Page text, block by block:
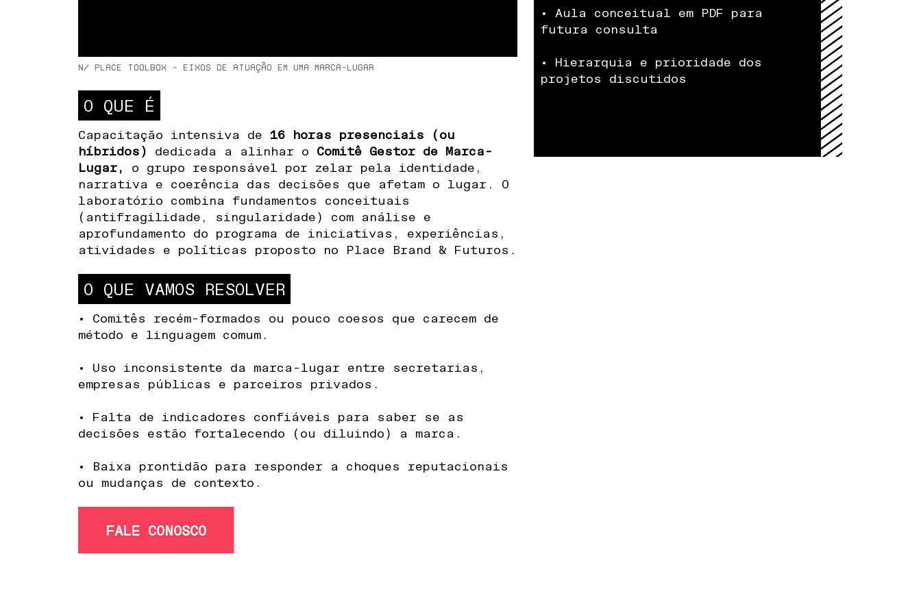
N/ PLACE TOOLBOX - Eixos de atuação em uma marca-lugar
O QUE É
Capacitação intensiva de 16 horas presenciais (ou
híbridos) dedicada a alinhar o Comitê Gestor de Marca-
Lugar,
o grupo responsável por zelar pela identidade,
narrativa e coerência das decisões que afetam o lugar. O
laboratório combina fundamentos conceituais
(antifragilidade, singularidade) com análise e
aprofundamento do programa de iniciativas, experiências,
atividades e políticas proposto no Place Brand & Futuros.
O QUE VAMOS RESOLVER
• Comitês recém-formados ou pouco coesos que carecem de
método e linguagem comum.
• Uso inconsistente da marca-lugar entre secretarias,
empresas públicas e parceiros privados.
• Falta de indicadores confiáveis para saber se as
decisões estão fortalecendo (ou diluindo) a marca.
• Baixa prontidão para responder a choques reputacionais
ou mudanças de contexto.
• Aula conceitual em PDF para
futura consulta
• Hierarquia e prioridade dos
projetos discutidos
FALE CONOSCO